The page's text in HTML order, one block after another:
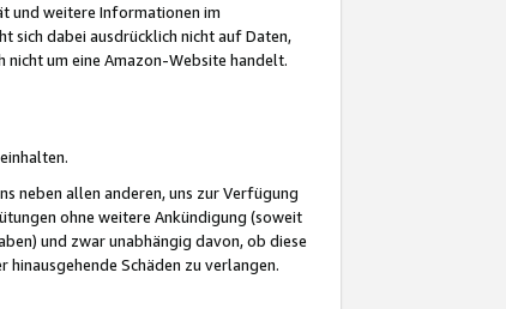
und weitere Informationen im
sich dabei ausdrücklich nicht auf Daten,
um eine Amazon-Website handelt.
neben allen anderen, uns zur Verfügung
ohne weitere Ankündigung (soweit
und zwar unabhängig davon, ob diese
Schäden zu verlangen.